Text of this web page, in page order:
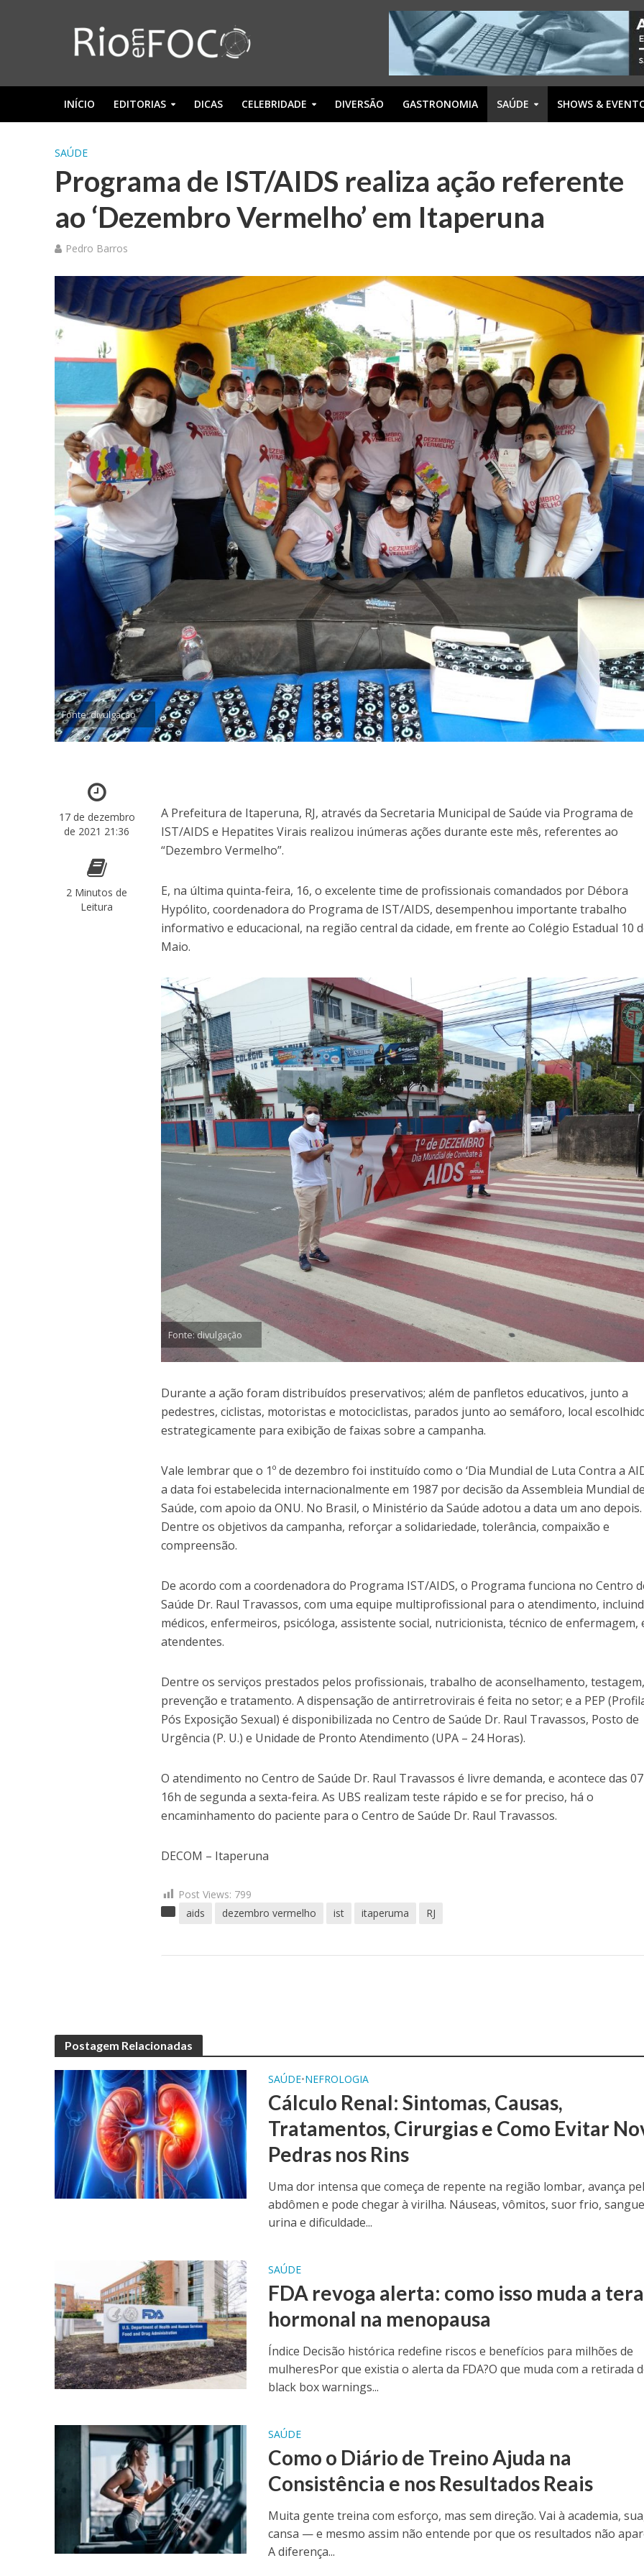
INÍCIO EDITORIAS DICAS CELEBRIDADE DIVERSÃO GASTRONOMIA SAÚDE SHOWS &
SAÚDE
Programa de IST/AIDS realiza ação referente
ao ‘Dezembro Vermelho’ em Itaperuna
Pedro Barros
Fonte: divulgação
17 de dezembro
de 2021 21:36
2 Minutos de
Leitura
A Prefeitura de Itaperuna, RJ, através da Secretaria Municipal de Saúde via Programa de
IST/AIDS e Hepatites Virais realizou inúmeras ações durante este mês, referentes ao
“Dezembro Vermelho”.
E, na última quinta-feira, 16, o excelente time de profissionais comandados por Débora
Hypólito, coordenadora do Programa de IST/AIDS, desempenhou importante trabalho
informativo e educacional, na região central da cidade, em frente ao Colégio Estadual 10
Maio.
Fonte: divulgação
Durante a ação foram distribuídos preservativos; além de panfletos educativos, junto a
pedestres, ciclistas, motoristas e motociclistas, parados junto ao semáforo, local
estrategicamente para exibição de faixas sobre a campanha.
Vale lembrar que o 1º de dezembro foi instituído como o ‘Dia Mundial de Luta Contra a
a data foi estabelecida internacionalmente em 1987 por decisão da Assembleia Mundial
Saúde, com apoio da ONU. No Brasil, o Ministério da Saúde adotou a data um ano depois.
Dentre os objetivos da campanha, reforçar a solidariedade, tolerância, compaixão e
compreensão.
De acordo com a coordenadora do Programa IST/AIDS, o Programa funciona no Centro
Saúde Dr. Raul Travassos, com uma equipe multiprofissional para o atendimento,
médicos, enfermeiros, psicóloga, assistente social, nutricionista, técnico de enfermagem,
atendentes.
Dentre os serviços prestados pelos profissionais, trabalho de aconselhamento,
prevenção e tratamento. A dispensação de antirretrovirais é feita no setor; e a PEP
Pós Exposição Sexual) é disponibilizada no Centro de Saúde Dr. Raul Travassos, Posto de
Urgência (P. U.) e Unidade de Pronto Atendimento (UPA – 24 Horas).
O atendimento no Centro de Saúde Dr. Raul Travassos é livre demanda, e acontece das
16h de segunda a sexta-feira. As UBS realizam teste rápido e se for preciso, há o
encaminhamento do paciente para o Centro de Saúde Dr. Raul Travassos.
DECOM – Itaperuna
Post Views: 799
aids
dezembro vermelho ist itaperuma RJ
Postagem Relacionadas
SAÚDE•NEFROLOGIA
Cálculo Renal: Sintomas, Causas,
Tratamentos, Cirurgias e Como Evitar
Pedras nos Rins
Uma dor intensa que começa de repente na região lombar, avança
abdômen e pode chegar à virilha. Náuseas, vômitos, suor frio,
urina e dificuldade...
SAÚDE
FDA revoga alerta: como isso muda a
hormonal na menopausa
Índice Decisão histórica redefine riscos e benefícios para milhões de
mulheresPor que existia o alerta da FDA?O que muda com a retirada
black box warnings...
SAÚDE
Como o Diário de Treino Ajuda na
Consistência e nos Resultados Reais
Muita gente treina com esforço, mas sem direção. Vai à academia,
cansa — e mesmo assim não entende por que os resultados não
A diferença...